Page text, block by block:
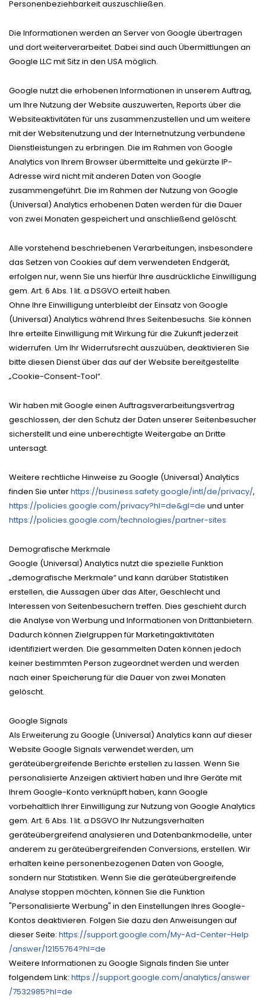
Personenbeziehbarkeit auszuschließen.
Die Informationen werden an Server von Google übertragen
und dort weiterverarbeitet. Dabei sind auch Übermittlungen an
Google LLC mit Sitz in den USA möglich.
Google nutzt die erhobenen Informationen in unserem Auftrag,
um Ihre Nutzung der Website auszuwerten, Reports über die
Websiteaktivitäten für uns zusammenzustellen und um weitere
mit der Websitenutzung und der Internetnutzung verbundene
Dienstleistungen zu erbringen. Die im Rahmen von Google
Analytics von Ihrem Browser übermittelte und gekürzte IP-
Adresse wird nicht mit anderen Daten von Google
zusammengeführt. Die im Rahmen der Nutzung von Google
(Universal) Analytics erhobenen Daten werden für die Dauer
von zwei Monaten gespeichert und anschließend gelöscht.
Alle vorstehend beschriebenen Verarbeitungen, insbesondere
das Setzen von Cookies auf dem verwendeten Endgerät,
erfolgen nur, wenn Sie uns hierfür Ihre ausdrückliche Einwilligung
gem. Art. 6 Abs. 1 lit. a DSGVO erteilt haben.
Ohne Ihre Einwilligung unterbleibt der Einsatz von Google
(Universal) Analytics während Ihres Seitenbesuchs. Sie können
Ihre erteilte Einwilligung mit Wirkung für die Zukunft jederzeit
widerrufen. Um Ihr Widerrufsrecht auszuüben, deaktivieren Sie
bitte diesen Dienst über das auf der Website bereitgestellte
„Cookie-Consent-Tool“.
Wir haben mit Google einen Auftragsverarbeitungsvertrag
geschlossen, der den Schutz der Daten unserer Seitenbesucher
sicherstellt und eine unberechtigte Weitergabe an Dritte
untersagt.
Weitere rechtliche Hinweise zu Google (Universal) Analytics
finden Sie unterhttps://business.safety.google/intl/de/privacy/,
https://policies.google.com/privacy?hl=de&gl=de und unter
https://policies.google.com/technologies/partner-sites
Demografische Merkmale
Google (Universal) Analytics nutzt die spezielle Funktion
„demografische Merkmale“ und kann darüber Statistiken
erstellen, die Aussagen über das Alter, Geschlecht und
Interessen von Seitenbesuchern treffen. Dies geschieht durch
die Analyse von Werbung und Informationen von Drittanbietern.
Dadurch können Zielgruppen für Marketingaktivitäten
identifiziert werden. Die gesammelten Daten können jedoch
keiner bestimmten Person zugeordnet werden und werden
nach einer Speicherung für die Dauer von zwei Monaten
gelöscht.
Google Signals
Als Erweiterung zu Google (Universal) Analytics kann auf dieser
Website Google Signals verwendet werden, um
geräteübergreifende Berichte erstellen zu lassen. Wenn Sie
personalisierte Anzeigen aktiviert haben und Ihre Geräte mit
Ihrem Google-Konto verknüpft haben, kann Google
vorbehaltlich Ihrer Einwilligung zur Nutzung von Google Analytics
gem. Art. 6 Abs. 1 lit. a DSGVO Ihr Nutzungsverhalten
geräteübergreifend analysieren und Datenbankmodelle, unter
anderem zu geräteübergreifenden Conversions, erstellen. Wir
erhalten keine personenbezogenen Daten von Google,
sondern nur Statistiken. Wenn Sie die geräteübergreifende
Analyse stoppen möchten, können Sie die Funktion
"Personalisierte Werbung" in den Einstellungen Ihres Google-
Kontos deaktivieren. Folgen Sie dazu den Anweisungen auf
dieser Seite: https://support.google.com/My-Ad-Center-Help
/answer/12155764?hl=de
Weitere Informationen zu Google Signals finden Sie unter
folgendem Link: https://support.google.com/analytics/answer
/7532985?hl=de